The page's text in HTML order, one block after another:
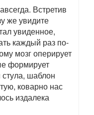
Встретив
же увидите
увиденное,
каждый раз по-
мозг оперирует
формирует
шаблон
коварно нас
издалека